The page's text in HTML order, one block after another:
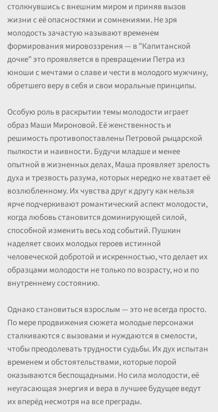
столкнувшись с внешним миром и приняв вызов
жизни с её опасностями и сомнениями. Не зря
молодость зачастую называют временем
формирования мировоззрения — в "Капитанской
дочке" это проявляется в превращении Петра из
юноши с мечтами о славе и чести в молодого мужчину,
обретшего веру в себя и свои моральные принципы.
Особую роль в раскрытии темы молодости играет
образ Маши Мироновой. Её женственность и
решимость противопоставлены Петровой рыцарской
пылкости и наивности. Будучи младше и менее
опытной в жизненных делах, Маша проявляет зрелость
духа и трезвость разума, которых нередко не хватает её
возлюбленному. Их чувства друг к другу как нельзя
ярче подчеркивают романтический аспект молодости,
когда любовь становится доминирующей силой,
способной изменить весь ход событий. Пушкин
наделяет своих молодых героев истинной
человеческой добротой и искренностью, что делает их
образцами молодости не только по возрасту, но и по
внутреннему состоянию.
Однако становиться взрослым — это не всегда просто.
По мере продвижения сюжета молодые персонажи
сталкиваются с вызовами и нуждаются в смелости,
чтобы преодолевать трудности судьбы. Их дух испытан
временем и обстоятельствами, которые порой
оказываются беспощадными. Но сила молодости, её
неугасающая энергия и вера в лучшее будущее ведут
их вперёд несмотря на все преграды.